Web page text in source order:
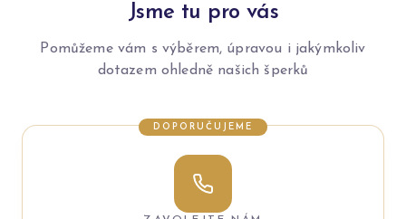
Jsme tu pro vás
Pomůžeme vám s výběrem, úpravou i jakýmkoliv
dotazem ohledně našich šperků
DOPORUČUJEME